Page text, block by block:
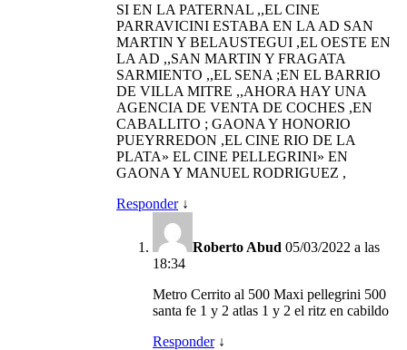
SI EN LA PATERNAL ,,EL CINE
PARRAVICINI ESTABA EN LA AD SAN
MARTIN Y BELAUSTEGUI ,EL OESTE EN
LA AD ,,SAN MARTIN Y FRAGATA
SARMIENTO ,,EL SENA ;EN EL BARRIO
DE VILLA MITRE ,,AHORA HAY UNA
AGENCIA DE VENTA DE COCHES ,EN
CABALLITO ; GAONA Y HONORIO
PUEYRREDON ,EL CINE RIO DE LA
PLATA» EL CINE PELLEGRINI» EN
GAONA Y MANUEL RODRIGUEZ ,
Responder ↓
Roberto Abud 05/03/2022 a las
18:34
Metro Cerrito al 500 Maxi pellegrini 500
santa fe 1 y 2 atlas 1 y 2 el ritz en cabildo
Responder ↓